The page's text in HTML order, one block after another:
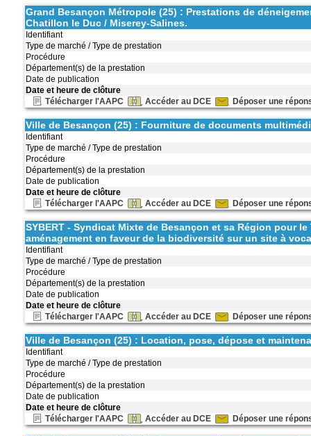
Grand Besançon Métropole (25) : Prestations de
Chatillon le Duc / Miserey-Salines.
Identifiant
Type de marché / Type de prestation
Procédure
Département(s) de la prestation
Date de publication
Date et heure de clôture
Télécharger l'AAPC
Accéder au DCE Déposer une
Ville de Besançon (25) : Fourniture de documents
Identifiant
Type de marché / Type de prestation
Procédure
Département(s) de la prestation
Date de publication
Date et heure de clôture
Télécharger l'AAPC
Accéder au DCE Déposer une
SYBERT - Syndicat Mixte de Besançon et sa Région pour
aménagement en faveur de la biodiversité sur un site à
Identifiant
Type de marché / Type de prestation
Procédure
Département(s) de la prestation
Date de publication
Date et heure de clôture
Télécharger l'AAPC
Accéder au DCE Déposer une
Ville de Besançon (25) : Location, pose, dépose et
Identifiant
Type de marché / Type de prestation
Procédure
Département(s) de la prestation
Date de publication
Date et heure de clôture
Télécharger l'AAPC
Accéder au DCE Déposer une